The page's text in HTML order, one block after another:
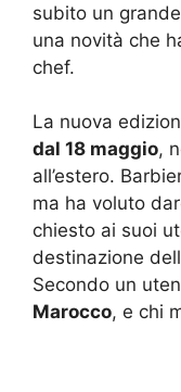
subito un
una novità che
chef.
La nuova
dal 18 maggio,
all’estero.
ma ha voluto
chiesto ai suoi
destinazione
Secondo un
Marocco, e chi